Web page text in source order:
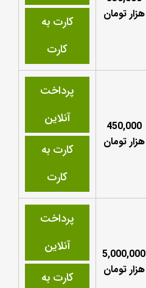
هزار تومان
کارت به
کارت
450,000
هزار تومان
پرداخت
آنلاین
کارت به
کارت
5,000,000
هزار تومان
پرداخت
آنلاین
کارت به